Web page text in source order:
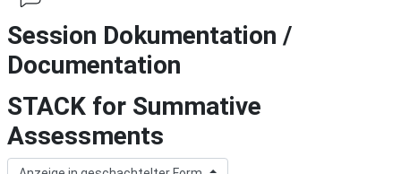
Session Dokumentation /
Documentation
STACK for Summative
Assessments
Anzeigemodus